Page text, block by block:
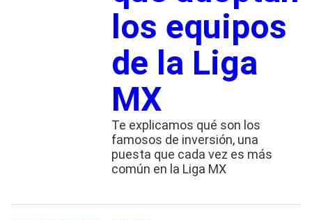
los equipos
de la Liga
MX
Te explicamos qué son los
famosos de inversión, una
puesta que cada vez es más
común en la Liga MX